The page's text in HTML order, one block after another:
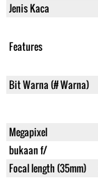
Jenis Kaca
Features
Bit Warna (# Warna)
Megapixel
bukaan f/
Focal length (35mm)